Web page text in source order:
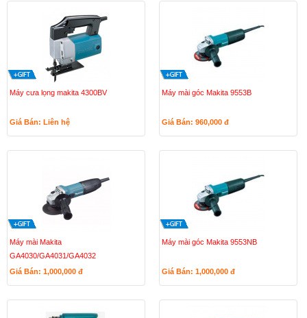
Máy cưa lọng makita 4300BV
Giá Bán: Liên hệ
Máy mài góc Makita 9553B
Giá Bán: 960,000 đ
Máy mài Makita
GA4030/GA4031/GA4032
Giá Bán: 1,000,000 đ
Máy mài góc Makita 9553NB
Giá Bán: 1,000,000 đ